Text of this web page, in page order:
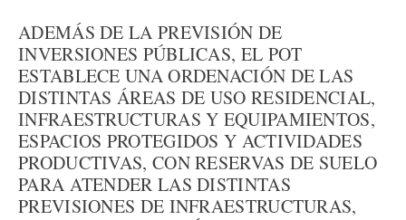
ADEMÁS DE LA PREVISIÓN DE
INVERSIONES PÚBLICAS, EL POT
ESTABLECE UNA ORDENACIÓN DE LAS
DISTINTAS ÁREAS DE USO RESIDENCIAL,
INFRAESTRUCTURAS Y EQUIPAMIENTOS,
ESPACIOS PROTEGIDOS Y ACTIVIDADES
PRODUCTIVAS, CON RESERVAS DE SUELO
PARA ATENDER LAS DISTINTAS
PREVISIONES DE INFRAESTRUCTURAS,